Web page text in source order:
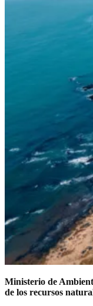
Ministerio de
de los recursos